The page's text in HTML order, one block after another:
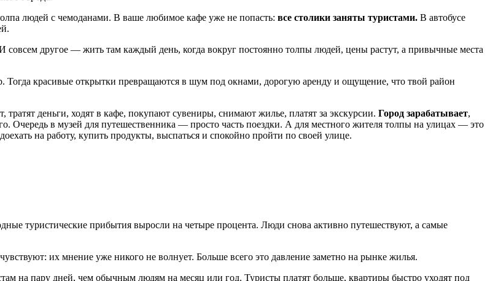
людей с чемоданами. В ваше любимое кафе уже не попасть: все столики заняты туристами. В автобусе
другое — жить там каждый день, когда вокруг постоянно толпы людей, цены растут, а привычные места
Тогда красивые открытки превращаются в шум под окнами, дорогую аренду и ощущение, что твой район
деньги, ходят в кафе, покупают сувениры, снимают жилье, платят за экскурсии. Город зарабатывает,
Очередь в музей для путешественника — просто часть поездки. А для местного жителя толпы на улицах — это
на работу, купить продукты, выспаться и спокойно пройти по своей улице.
туристические прибытия выросли на четыре процента. Люди снова активно путешествуют, а самые
их мнение уже никого не волнует. Больше всего это давление заметно на рынке жилья.
на пару дней, чем обычным людям на месяц или год. Туристы платят больше, квартиры быстро уходят под